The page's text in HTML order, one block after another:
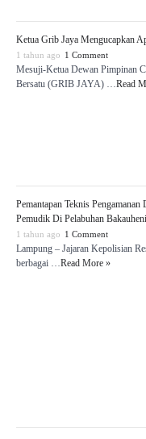
Ketua Grib Jaya Mengucapkan
1 tahun ago 1 Comment
Mesuji-Ketua Dewan Pimpinan
Bersatu (GRIB JAYA) …Read
Pemantapan Teknis
Pemudik Di Pelabuhan Bakauheni
1 tahun ago 1 Comment
Lampung – Jajaran Kepolisian
berbagai …Read More »